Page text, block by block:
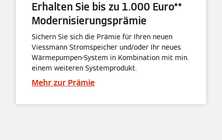
Erhalten Sie bis zu 1.000 Euro**
Modernisierungsprämie
Sichern Sie sich die Prämie für Ihren neuen
Viessmann Stromspeicher und/oder Ihr neues
Wärmepumpen-System in Kombination mit min.
einem weiteren Systemprodukt.
Mehr zur Prämie